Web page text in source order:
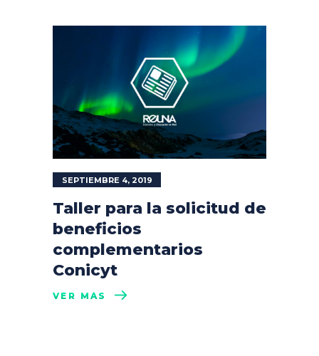
SEPTIEMBRE 4, 2019
Taller para la solicitud de
beneficios
complementarios
Conicyt
VER MÁS